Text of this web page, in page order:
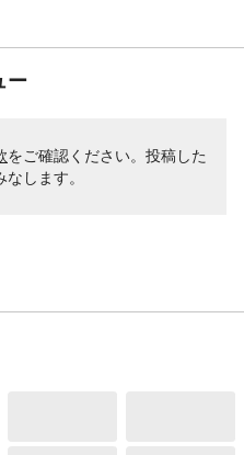
ー
をご確認ください。投稿した
します。